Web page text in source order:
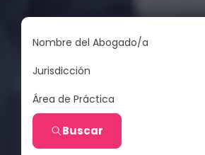
Nombre del Abogado/a
Jurisdicción
Área de Práctica
Buscar